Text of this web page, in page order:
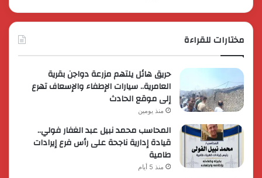
مختارات للقراءة
حريق هائل يلتهم مزرعة دواجن بقرية
العامرية.. سيارات الإطفاء والإسعاف تهرع
إلى موقع الحادث
منذ يومين
المحاسب محمد نبيل عبد الغفار فولي..
قيادة إدارية ناجحة على رأس فرع إيرادات
طامية
منذ 5 أيام